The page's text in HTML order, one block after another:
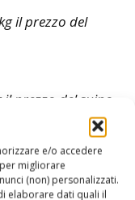
e/o accedere
migliorare
(non) personalizzati.
elaborare dati quali il
il prezzo del
il prezzo del suino
il prezzo del suino